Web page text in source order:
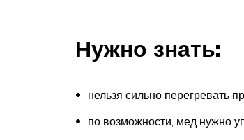
Нужно знать:
нельзя сильно перегревать
по возможности, мед нужно